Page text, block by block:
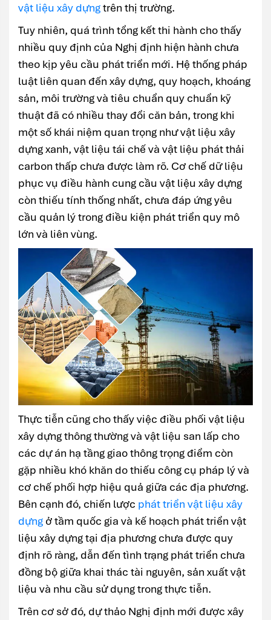
vật liệu xây dựngtrên thị trường.
Tuy nhiên, quá trình tổng kết thi hành cho thấy
nhiều quy định của Nghị định hiện hành chưa
theo kịp yêu cầu phát triển mới. Hệ thống pháp
luật liên quan đến xây dựng, quy hoạch, khoáng
sản, môi trường và tiêu chuẩn quy chuẩn kỹ
thuật đã có nhiều thay đổi căn bản, trong khi
một số khái niệm quan trọng như vật liệu xây
dựng xanh, vật liệu tái chế và vật liệu phát thải
carbon thấp chưa được làm rõ. Cơ chế dữ liệu
phục vụ điều hành cung cầu vật liệu xây dựng
còn thiếu tính thống nhất, chưa đáp ứng yêu
cầu quản lý trong điều kiện phát triển quy mô
lớn và liên vùng.
Thực tiễn cũng cho thấy việc điều phối vật liệu
xây dựng thông thường và vật liệu san lấp cho
các dự án hạ tầng giao thông trọng điểm còn
gặp nhiều khó khăn do thiếu công cụ pháp lý và
cơ chế phối hợp hiệu quả giữa các địa phương.
Bên cạnh đó, chiến lược phát triển vật liệu xây
dựng ở tầm quốc gia và kế hoạch phát triển vật
liệu xây dựng tại địa phương chưa được quy
định rõ ràng, dẫn đến tình trạng phát triển chưa
đồng bộ giữa khai thác tài nguyên, sản xuất vật
liệu và nhu cầu sử dụng trong thực tiễn.
Trên cơ sở đó, dự thảo Nghị định mới được xây